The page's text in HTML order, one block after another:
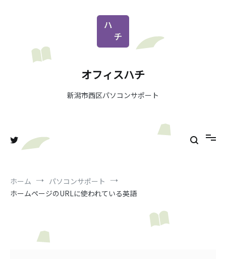
オフィスハチ
新潟市西区パソコンサポート
ホーム
パソコンサポート
ホームページのURLに使われている英語